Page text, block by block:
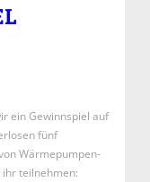
ein Gewinnspiel auf
fünf
Wärmepumpen-
ihr teilnehmen: